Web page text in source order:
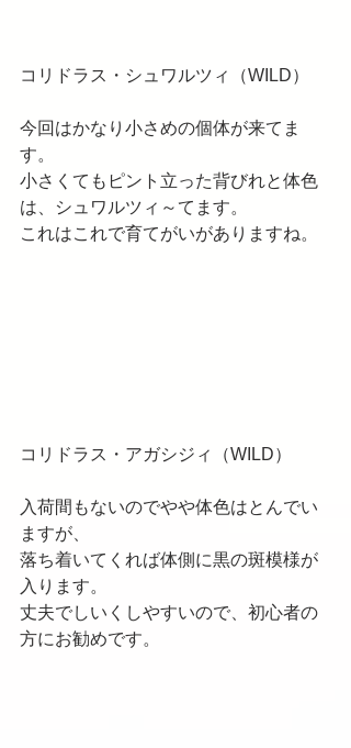
コリドラス・シュワルツィ（WILD）
今回はかなり小さめの個体が来てま
す。
小さくてもピント立った背びれと体色
は、シュワルツィ～てます。
これはこれで育てがいがありますね。
コリドラス・アガシジィ（WILD）
入荷間もないのでやや体色はとんでい
ますが、
落ち着いてくれば体側に黒の斑模様が
入ります。
丈夫でしいくしやすいので、初心者の
方にお勧めです。